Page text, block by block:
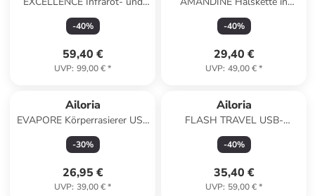
Ionen-Haarglätter in weiß
-40%
59,40 €
UVP: 99,00 €*
roségold
-40%
29,40 €
UVP: 49,00 €*
Ailoria
EVAPORE Körperrasierer USB
in rot
-30%
26,95 €
UVP: 39,00 €*
Ailoria
FLASH TRAVEL USB-
Schallzahnbürste in weiß
-40%
35,40 €
UVP: 59,00 €*